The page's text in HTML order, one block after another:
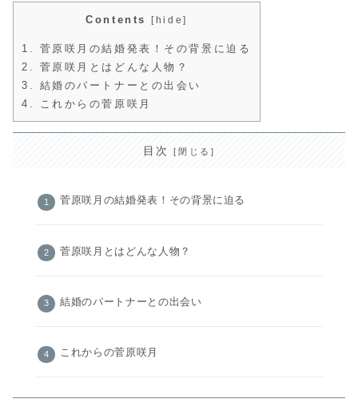
Contents [ hide]
1.
菅原咲月の結婚発表！その背景に迫る
2.
菅原咲月とはどんな人物？
3.
結婚のパートナーとの出会い
4.
これからの菅原咲月
目次
菅原咲月の結婚発表！その背景に迫る
菅原咲月とはどんな人物？
結婚のパートナーとの出会い
これからの菅原咲月